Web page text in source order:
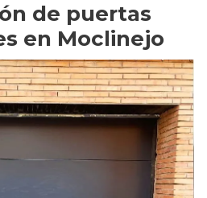
de puertas
en Moclinejo